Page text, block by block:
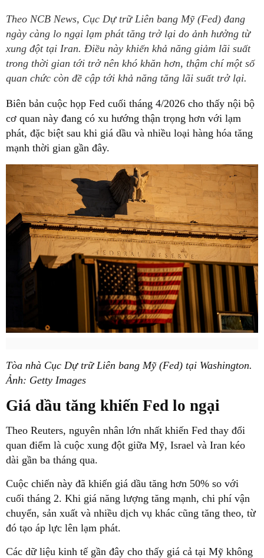
Theo NCB News, Cục Dự trữ Liên bang Mỹ (Fed) đang
ngày càng lo ngại lạm phát tăng trở lại do ảnh hưởng từ
xung đột tại Iran. Điều này khiến khả năng giảm lãi suất
trong thời gian tới trở nên khó khăn hơn, thậm chí một số
quan chức còn đề cập tới khả năng tăng lãi suất trở lại.
Biên bản cuộc họp Fed cuối tháng 4/2026 cho thấy nội bộ
cơ quan này đang có xu hướng thận trọng hơn với lạm
phát, đặc biệt sau khi giá dầu và nhiều loại hàng hóa tăng
mạnh thời gian gần đây.
Tòa nhà Cục Dự trữ Liên bang Mỹ (Fed) tại Washington.
Ảnh: Getty Images
Giá dầu tăng khiến Fed lo ngại
Theo Reuters, nguyên nhân lớn nhất khiến Fed thay đổi
quan điểm là cuộc xung đột giữa Mỹ, Israel và Iran kéo
dài gần ba tháng qua.
Cuộc chiến này đã khiến giá dầu tăng hơn 50% so với
cuối tháng 2. Khi giá năng lượng tăng mạnh, chi phí vận
chuyển, sản xuất và nhiều dịch vụ khác cũng tăng theo, từ
đó tạo áp lực lên lạm phát.
Các dữ liệu kinh tế gần đây cho thấy giá cả tại Mỹ không